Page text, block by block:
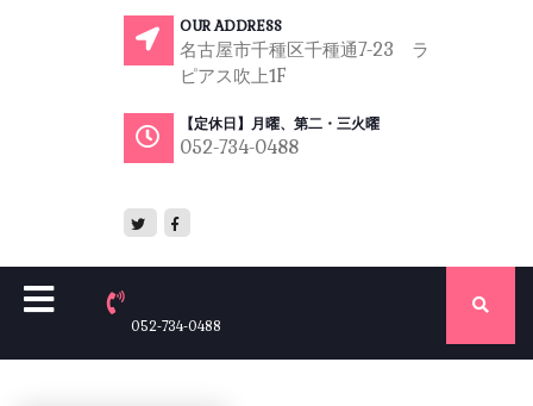
OUR ADDRESS
名古屋市千種区千種通7-23 ラ
ピアス吹上1F
【定休日】月曜、第二・三火曜
052-734-0488
052-734-0488